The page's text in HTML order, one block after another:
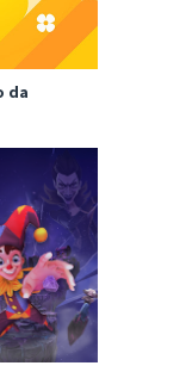
da